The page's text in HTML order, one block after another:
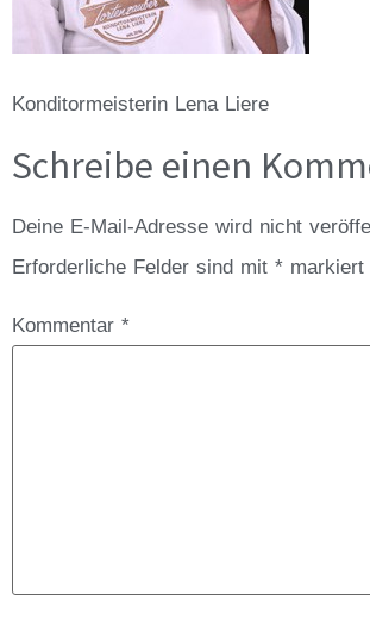
Konditormeisterin Lena Liere
Schreibe einen
Deine E-Mail-Adresse wird nicht
Erforderliche Felder sind mit * markiert
Kommentar *